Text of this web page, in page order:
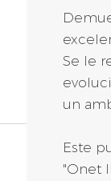
Se le
un
Este
"Onet